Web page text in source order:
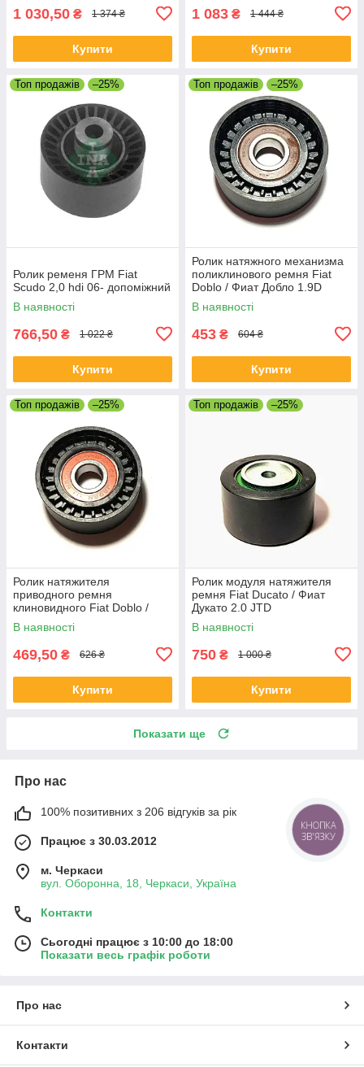
1 030,50 ₴ 1 374 ₴
Купити
1 083 ₴ 1 444 ₴
Купити
Топ продажів –25%
Ролик ременя ГРМ Fiat
Scudo 2,0 hdi 06- допоміжний
В наявності
766,50 ₴ 1 022 ₴
Купити
Топ продажів –25%
Ролик натяжного механизма
поликлинового ремня Fiat
Doblo / Фиат Добло 1.9D
17x65x29
В наявності
453 ₴ 604 ₴
Купити
Топ продажів –25%
Ролик натяжителя
приводного ремня
клиновидного Fiat Doblo /
Фиат Добло 1.3 MJET
В наявності
469,50 ₴ 626 ₴
Купити
Топ продажів –25%
Ролик модуля натяжителя
ремня Fiat Ducato / Фиат
Дукато 2.0 JTD
В наявності
750 ₴ 1 000 ₴
Купити
Показати ще
Про нас
100% позитивних з 206 відгуків за рік
Працює з 30.03.2012
м. Черкаси
вул. Оборонна, 18, Черкаси, Україна
Контакти
Сьогодні працює з 10:00 до 18:00
Показати весь графік роботи
Про нас
Контакти
КНОПКА
ЗВ'ЯЗКУ